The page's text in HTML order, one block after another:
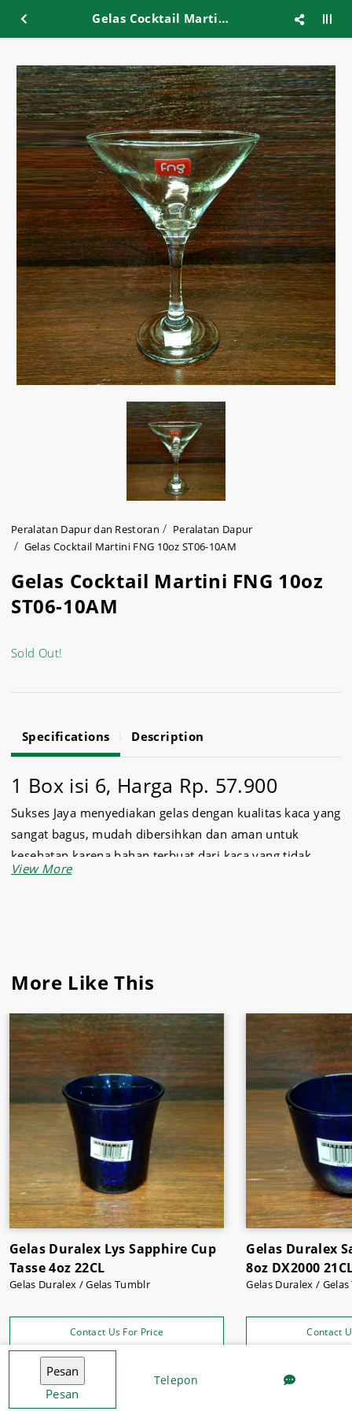
Gelas Cocktail Martini FNG 10oz ST06-10AM
Peralatan Dapur dan Restoran
Peralatan Dapur
Gelas Cocktail Martini FNG 10oz ST06-10AM
Gelas Cocktail Martini FNG 10oz
ST06-10AM
Sold Out!
Specifications Description
1 Box isi 6, Harga Rp. 57.900
Sukses Jaya menyediakan gelas dengan kualitas kaca yang
sangat bagus, mudah dibersihkan dan aman untuk
kesehatan karena bahan terbuat dari kaca yang tidak
memiliki pori pori.
bahan mentah beku lainnya.
Beli sekarang jugakebutuhan rumah tanggaAnda hanya
diSukses Jaya Malang.
Pesan
Telepon
More Like This
Gelas Duralex Lys Sapphire Cup
Tasse 4oz 22CL
Gelas Duralex / Gelas Tumblr
Contact Us For Price
Gelas Duralex
8oz DX2000
Contact